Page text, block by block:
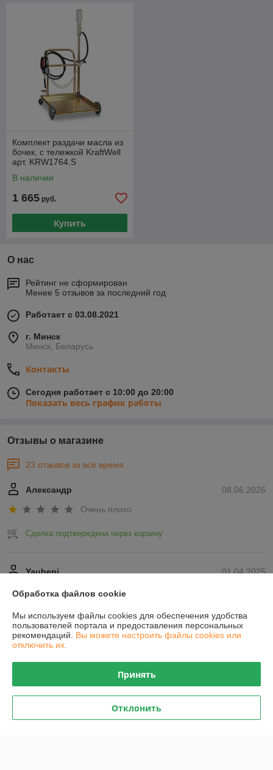
Комплект раздачи масла из
бочек, с тележкой KraftWell
арт. KRW1764.S
В наличии
1 665 руб.
Купить
О нас
Рейтинг не сформирован
Менее 5 отзывов за последний год
Работает с 03.08.2021
г. Минск
Минск, Беларусь
Контакты
Сегодня работает с 10:00 до 20:00
Показать весь график работы
Отзывы о магазине
23 отзывов за всё время
08.06.2026
Александр
Очень плохо
Сделка подтверждена через корзину
01.04.2025
Yauheni
Отлично
Показать все отзывы
Контакты
Обработка файлов cookie
Мы используем файлы cookies для обеспечения удобства
пользователей портала и предоставления персональных
рекомендаций. Вы можете настроить файлы cookies или
отключить их.
Принять
Отклонить